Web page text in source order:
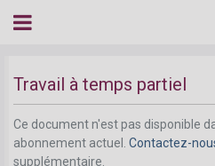
Travail à temps partiel
Ce document n'est pas disponible
abonnement actuel. Contactez-
supplémentaire.